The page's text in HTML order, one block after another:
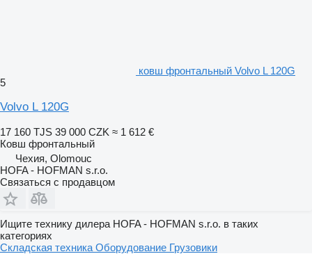
ковш фронтальный Volvo L 120G
5
Volvo L 120G
17 160 TJS 39 000 CZK ≈ 1 612 €
Ковш фронтальный
Чехия, Olomouc
HOFA - HOFMAN s.r.o.
Связаться с продавцом
Ищите технику дилера HOFA - HOFMAN s.r.o. в таких
категориях
Складская техника Оборудование Грузовики